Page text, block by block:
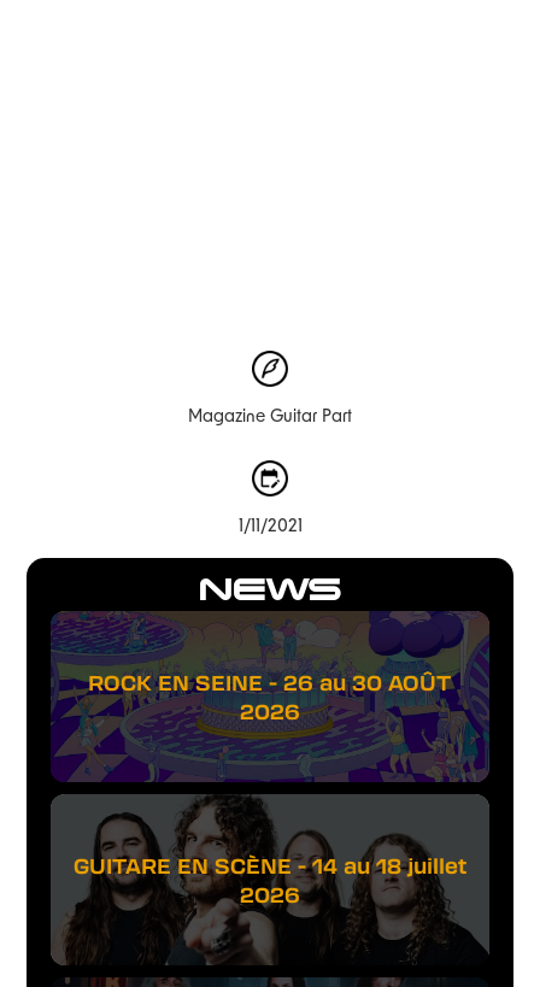
NEWS
ROCK EN SEINE - 26 au 30 AOÛT
2026
GUITARE EN SCÈNE - 14 au 18 juillet
2026
Magazine Guitar Part
1/11/2021